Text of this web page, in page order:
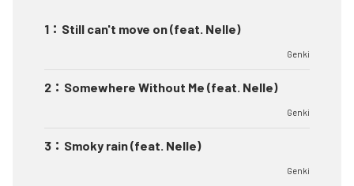
1 ： Still can't move on (feat. Nelle)
Genki
2 ： Somewhere Without Me (feat. Nelle)
Genki
3 ： Smoky rain (feat. Nelle)
Genki